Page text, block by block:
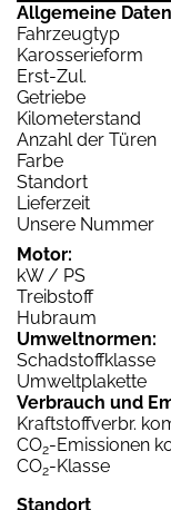
Allgemeine
Fahrzeugtyp
Karosserieform
Erst-Zul.
Getriebe
Kilometerstand
Anzahl der Türen
Farbe
Standort
Lieferzeit
Unsere Nummer
Motor:
kW / PS
Treibstoff
Hubraum
Umweltnormen:
Schadstoffklasse
Umweltplakette
Verbrauch und
Kraftstoffverbr.
CO2-Emissionen
CO2-Klasse
Standort